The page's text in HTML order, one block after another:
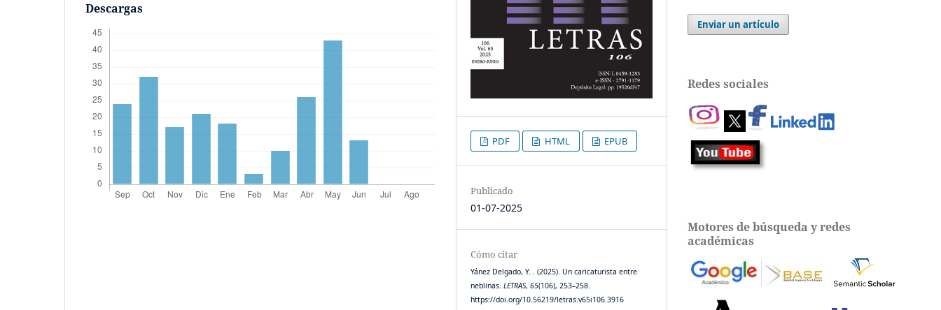
Descargas
PDF HTML EPUB
Publicado
01-07-2025
Cómo citar
Yánez Delgado, Y. . (2025). Un caricaturista entre
neblinas.LETRAS,65(106), 253–258.
https://doi.org/10.56219/letras.v65i106.3916
Enviar un artículo
Redes sociales
Motores de búsqueda y redes
académicas